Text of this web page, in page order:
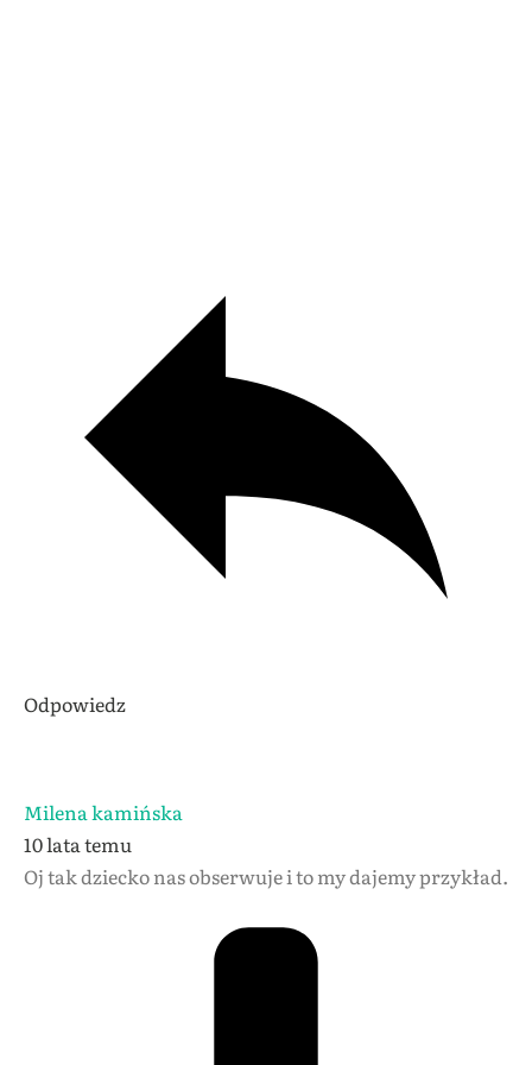
Odpowiedz
Milena kamińska
10 lata temu
Oj tak dziecko nas obserwuje i to my dajemy przykład.